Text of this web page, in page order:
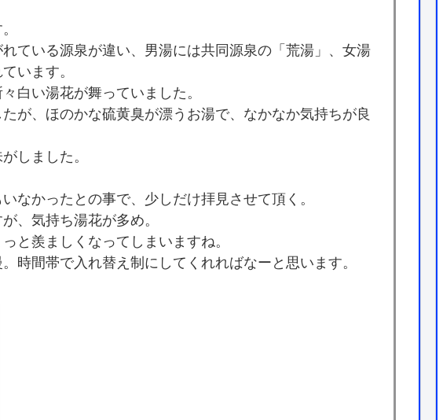
ている源泉が違い、男湯には共同源泉の「荒湯」、女湯
います。
白い湯花が舞っていました。
が、ほのかな硫黄臭が漂うお湯で、なかなか気持ちが良
しました。
なかったとの事で、少しだけ拝見させて頂く。
、気持ち湯花が多め。
と羨ましくなってしまいますね。
時間帯で入れ替え制にしてくれればなーと思います。